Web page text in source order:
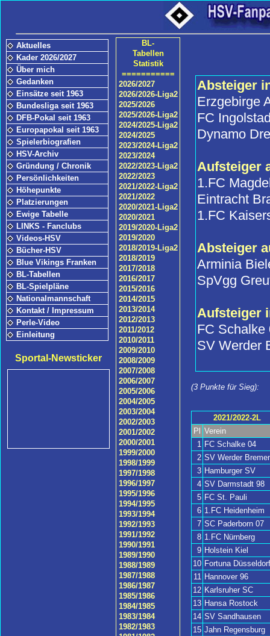
Aktuelles
Kader 2026/2027
Über mich
Gedanken
Einsätze seit 1963
Bundesliga seit 1963
DFB-Pokal seit 1963
Europapokal seit 1963
Spielerbiografien
HSV-Archiv
Gründung / Chronik
Persönlichkeiten
Höhepunkte
Platzierungen
Ewige Tabelle
LINKS - Fanclubs
Videos-HSV
Bücher-HSV
Blue Vikings Franken
BL-Tabellen
BL-Spielpläne
Nationalmannschaft
Kontakt / Impressum
Perle-Video
Einleitung
Sportal-Newsticker
Absteiger
Erzgebirge
FC
Dynamo
Aufsteiger
1.FC
Eintracht
1.FC
Absteiger
Arminia
SpVgg
Aufsteiger
FC Schalke
SV Werder
(3 Punkte für Sieg):
2021/2022-2L
Pl Verein
1 FC Schalke 04
2 SV Werder
3 Hamburger SV
4 SV Darmstadt 98
5 FC St. Pauli
6 1.FC Heidenheim
7 SC Paderborn 07
8 1.FC Nürnberg
9 Holstein Kiel
10 Fortuna Düsseldorf
11 Hannover 96
12 Karlsruher SC
13 Hansa Rostock
14 SV Sandhausen
15 Jahn Regensburg
BL-
Tabellen
Statistik
===========
2026/2027
2026/2026-Liga2
2025/2026
2025/2026-Liga2
2024/2025-Liga2
2024/2025
2023/2024-Liga2
2023/2024
2022/2023-Liga2
2022/2023
2021/2022-Liga2
2021/2022
2020/2021-Liga2
2020/2021
2019/2020-Liga2
2019/2020
2018/2019-Liga2
2018/2019
2017/2018
2016/2017
2015/2016
2014/2015
2013/2014
2012/2013
2011/2012
2010/2011
2009/2010
2008/2009
2007/2008
2006/2007
2005/2006
2004/2005
2003/2004
2002/2003
2001/2002
2000/2001
1999/2000
1998/1999
1997/1998
1996/1997
1995/1996
1994/1995
1993/1994
1992/1993
1991/1992
1990/1991
1989/1990
1988/1989
1987/1988
1986/1987
1985/1986
1984/1985
1983/1984
1982/1983